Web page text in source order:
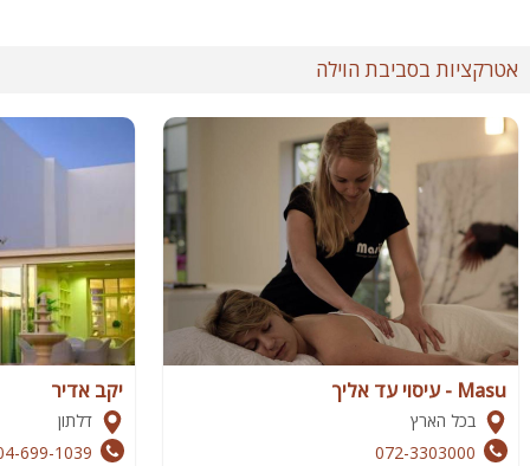
אטרקציות בסביבת הוילה
Masu - עיסוי עד אליך
בכל הארץ
072-3303000
יקב אדיר
דלתון
699-1039